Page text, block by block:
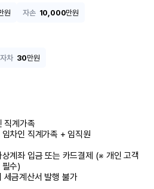
원 자손 10,000만원
자차 30만원
직계가족
차인 직계가족 + 임직원
계좌 입금 또는 카드결제 (※ 개인 고객
수)
세금계산서 발행 불가